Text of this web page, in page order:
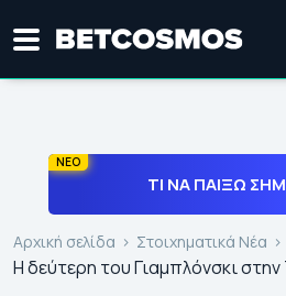
ΝΕΟ
ΤΙ ΝΑ ΠΑΊΞΩ
Αρχική σελίδα Στοιχηματικά Νέα
Η δεύτερη του Γιαμπλόνσκι